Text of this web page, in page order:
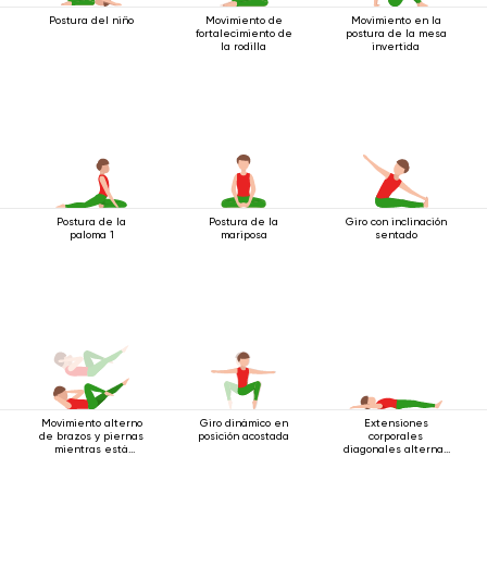
Postura del niño
Movimiento de
fortalecimiento de
la rodilla
Movimiento en la
postura de la mesa
invertida
Postura de la
paloma 1
Postura de la
mariposa
Giro con inclinación
sentado
Movimiento alterno
de brazos y piernas
mientras está
Giro dinámico en
posición acostada
Extensiones
corporales
diagonales alternas